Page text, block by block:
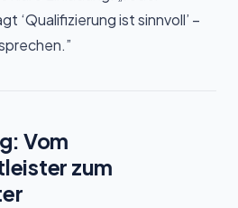
‘Qualifizierung ist sinnvoll’ –
Vom
zum